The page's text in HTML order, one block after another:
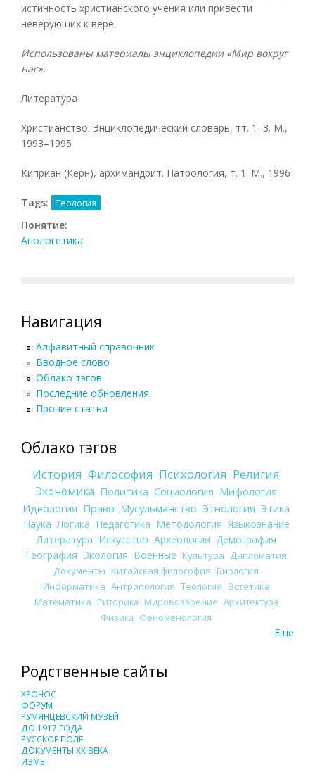
истинность христианского учения или привести
неверующих к вере.
Использованы материалы энциклопедии «Мир вокруг
нас».
Литература
Христианство. Энциклопедический словарь, тт. 1–3. М.,
1993–1995
Киприан (Керн), архимандрит. Патрология, т. 1. М., 1996
Tags: Теология
Понятие:
Апологетика
Навигация
Алфавитный справочник
Вводное слово
Облако тэгов
Последние обновления
Прочие статьи
Облако тэгов
История Философия Психология Религия
Экономика Политика Социология Мифология
Идеология Право Мусульманство Этнология Этика
Наука Логика Педагогика Методология Языкознание
Литература Искусство Археология Демография
География Экология Военные Культура
Дипломатия
Документы Китайская философия Биология
Информатика Антропология Теология Эстетика
Математика Риторика Мировоззрение Архитектура
Физика Феноменология
Еще
Родственные сайты
ХРОНОС
ФОРУМ
РУМЯНЦЕВСКИЙ МУЗЕЙ
ДО 1917 ГОДА
РУССКОЕ ПОЛЕ
ДОКУМЕНТЫ XX ВЕКА
ИЗМЫ